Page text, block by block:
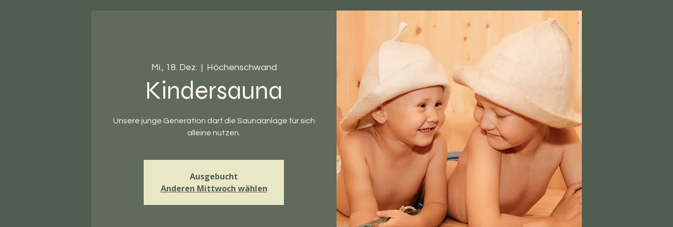
Mi., 18. Dez.
  |
Höchenschwand
Kindersauna
Unsere junge Generation darf die Saunaanlage für sich
alleine nutzen.
Ausgebucht
Anderen Mittwoch wählen